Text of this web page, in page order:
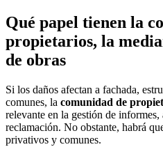
Qué papel tienen la
propietarios, la
de obras
Si los daños afectan a fachada,
comunes, la comunidad de
relevante en la gestión de informes,
reclamación. No obstante, habrá
privativos y comunes.